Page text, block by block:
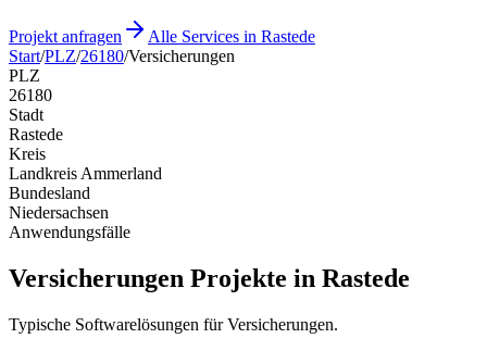
Projekt anfragen
Alle Services in Rastede
Start/PLZ/26180/Versicherungen
PLZ
26180
Stadt
Rastede
Kreis
Landkreis Ammerland
Bundesland
Niedersachsen
Anwendungsfälle
Versicherungen Projekte in Rastede
Typische Softwarelösungen für Versicherungen.